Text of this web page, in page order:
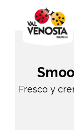
Fresco y